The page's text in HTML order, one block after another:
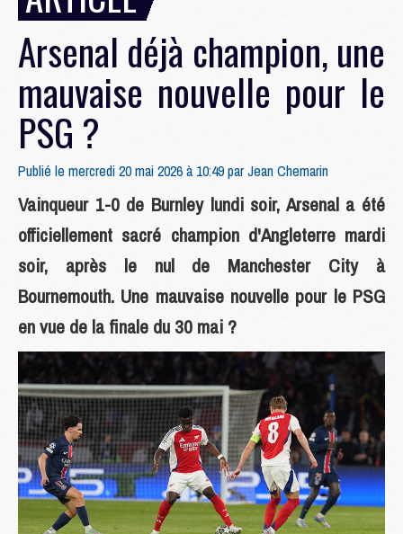
Arsenal déjà champion, une
mauvaise nouvelle pour le
PSG ?
Publié le mercredi 20 mai 2026 à 10:49 parJean Chemarin
Vainqueur 1-0 de Burnley lundi soir, Arsenal a été
officiellement sacré champion d'Angleterre mardi
soir, après le nul de Manchester City à
Bournemouth. Une mauvaise nouvelle pour le PSG
en vue de la finale du 30 mai ?